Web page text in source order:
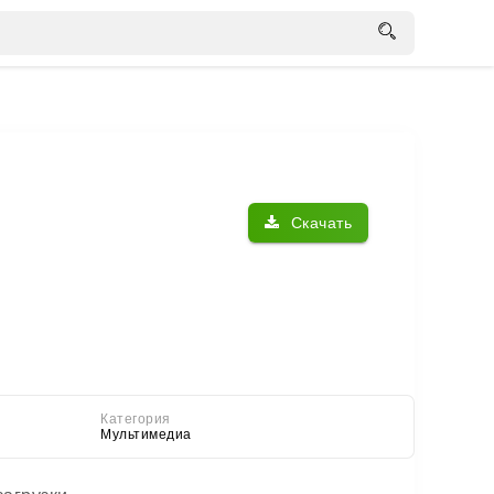
Скачать
Категория
Мультимедиа